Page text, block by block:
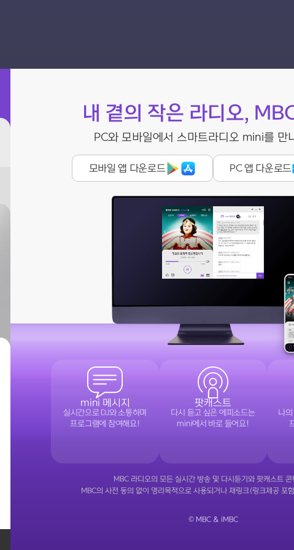
내 곁의 작은 라디오,
PC와 모바일에서 스마트라디오 mini를 만
모바일 앱 다운로드 PC 앱 다운로드
mini 메시지
실시간으로 DJ와 소통하며
프로그램에 참여해요!
팟캐스트
다시 듣고 싶은 에피소드는
mini에서 바로 들어요!
나
MBC 라디오의 모든 실시간 방송 및 다시듣기와 팟캐스트 콘
MBC의 사전 동의 없이 영리목적으로 사용되거나 재링크(링크제공 포
©MBC & iMBC